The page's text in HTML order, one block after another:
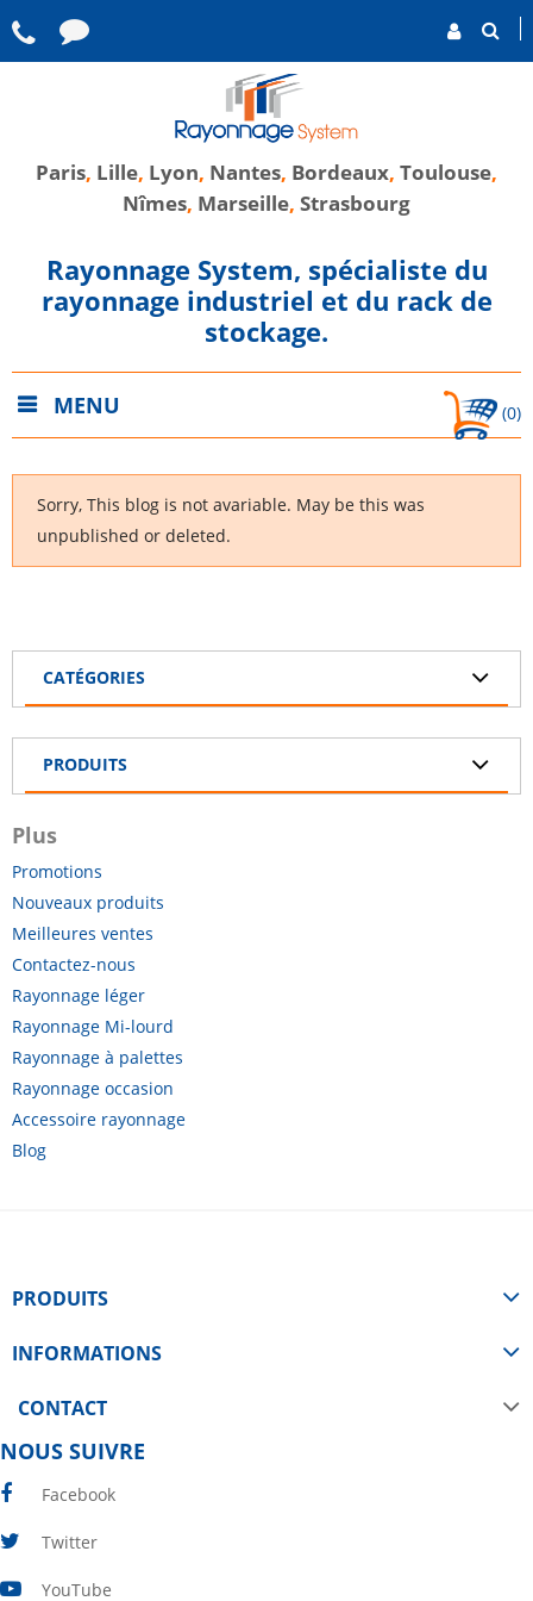
Paris, Lille, Lyon, Nantes, Bordeaux, Toulouse,
Nîmes, Marseille, Strasbourg
Rayonnage System, spécialiste du
rayonnage industriel et du rack de
stockage.
MENU (0)
Sorry, This blog is not avariable. May be this was
unpublished or deleted.
CATÉGORIES
PRODUITS
Plus
Promotions
Nouveaux produits
Meilleures ventes
Contactez-nous
Rayonnage léger
Rayonnage Mi-lourd
Rayonnage à palettes
Rayonnage occasion
Accessoire rayonnage
Blog
PRODUITS
INFORMATIONS
CONTACT
NOUS SUIVRE
Facebook
Twitter
YouTube